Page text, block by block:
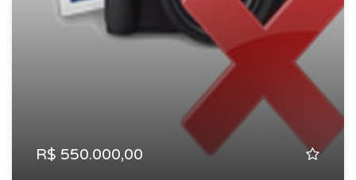
R$ 550.000,00